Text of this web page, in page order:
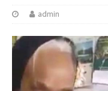
admin